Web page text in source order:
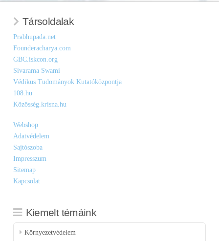
Társoldalak
Prabhupada.net
Founderacharya.com
GBC.iskcon.org
Sivarama Swami
Védikus Tudományok Kutatóközpontja
108.hu
Közösség.krisna.hu
Webshop
Adatvédelem
Sajtószoba
Impresszum
Sitemap
Kapcsolat
Kiemelt témáink
Környezetvédelem